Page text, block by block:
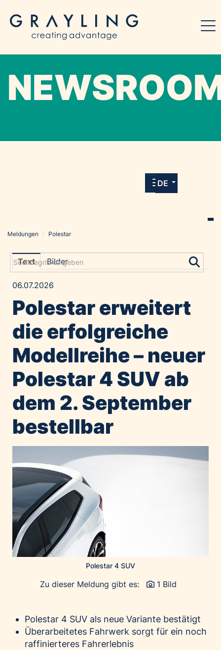
allen Meldungen und Downloads unserer
DE
Grayling Agentur
Alawyer
Amadeus Austrian Music Awards
Constantia Flexibles
Costa Kreuzfahrten
Emirates
Expo 2025 Osaka
GE HealthCare
Home of Work
Huawei Consumer Business Group
JP Immobilien
JYSK
Kroatische Zentrale für Tourismus
List Holding Gruppe
Marble House
Neuroth
öbv – Österreichischer Bundesverlag
Meldungen / Polestar
Text Bilder
06.07.2026
Polestar erweitert
die erfolgreiche
Modellreihe – neuer
Polestar 4 SUV ab
dem 2. September
bestellbar
Polestar 4 SUV
Zu dieser Meldung gibt es: 1 Bild
Polestar 4 SUV als neue Variante bestätigt
Überarbeitetes Fahrwerk sorgt für ein noch
raffinierteres Fahrerlebnis